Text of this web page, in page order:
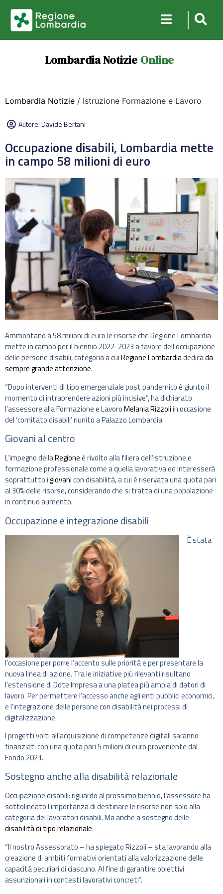
Lombardia Notizie Online
Lombardia Notizie / Istruzione Formazione e Lavoro
Autore:Davide Bertani
Occupazione disabili, Lombardia mette
in campo 58 milioni di euro
Ammontano a 58 milioni di euro le risorse che Regione Lombardia
mette in campo per il biennio 2022-2023 a favore dell’occupazione
delle persone disabili, categoria a cuiRegione Lombardiadedicada
sempre grande attenzione.
“Dopo interventi di tipo emergenziale post pandemico è giunto il
momento di intraprendere azioni più incisive”, ha dichiarato
l’assessore alla Formazione e LavoroMelania Rizzoliin occasione
del ‘comitato disabili’ riunito a Palazzo Lombardia.
Giovani al centro
L’impegno dellaRegioneè rivolto alla filiera dell’istruzione e
formazione professionale come a quella lavorativa ed interesserà
soprattutto igiovanicon disabilità, a cui è riservata una quota pari
al 30% delle risorse, considerando che si tratta di una popolazione
in continuo aumento.
Occupazione e integrazione disabili
È stata
l’occasione per porre l’accento sulle priorità e per presentare la
nuova linea di azione. Tra le iniziative più rilevanti risultano
l’estensione di Dote Impresa a una platea più ampia di datori di
lavoro. Per permettere l’accesso anche agli enti pubblici economici,
e l’integrazione delle persone con disabilità nei processi di
digitalizzazione.
I progetti volti all’acquisizione di competenze digitali saranno
finanziati con una quota pari 5 milioni di euro proveniente dal
Fondo 2021.
Sostegno anche alla disabilità relazionale
Occupazione disabili: riguardo al prossimo biennio, l’assessore ha
sottolineato l’importanza di destinare le risorse non solo alla
categoria dei lavoratori disabili. Ma anche a sostegno delle
disabilità di tipo relazionale.
“Il nostro Assessorato – ha spiegato Rizzoli – sta lavorando alla
creazione di ambiti formativi orientati alla valorizzazione delle
capacità peculiari di ciascuno. Al fine di garantire obiettivi
assunzionali in contesti lavorativi concreti”.